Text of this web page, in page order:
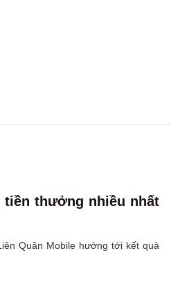
thưởng nhiều nhất
Quân Mobile hướng tới kết quả